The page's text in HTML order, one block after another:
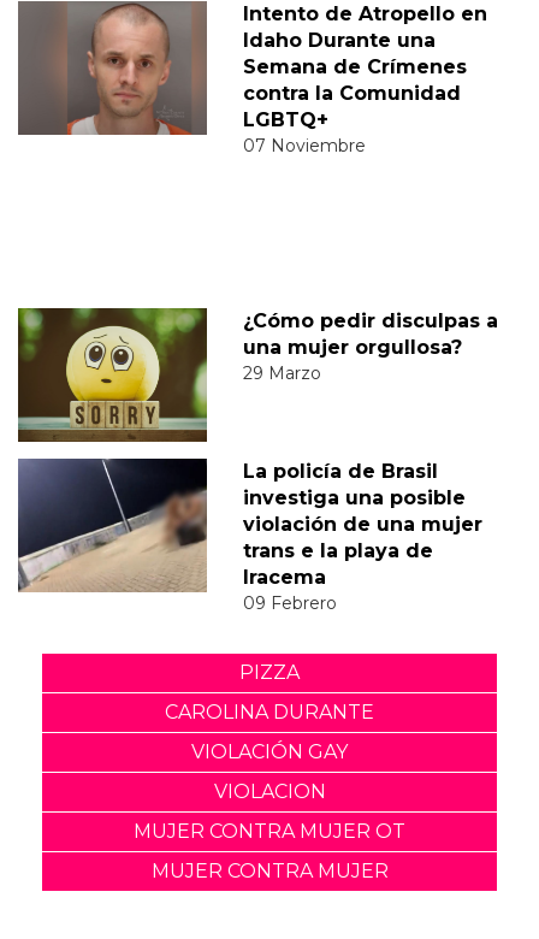
Intento de Atropello en
Idaho Durante una
Semana de Crímenes
contra la Comunidad
LGBTQ+
07 Noviembre
¿Cómo pedir disculpas a
una mujer orgullosa?
29 Marzo
La policía de Brasil
investiga una posible
violación de una mujer
trans e la playa de
Iracema
09 Febrero
PIZZA
CAROLINA DURANTE
VIOLACIÓN GAY
VIOLACION
MUJER CONTRA MUJER OT
MUJER CONTRA MUJER